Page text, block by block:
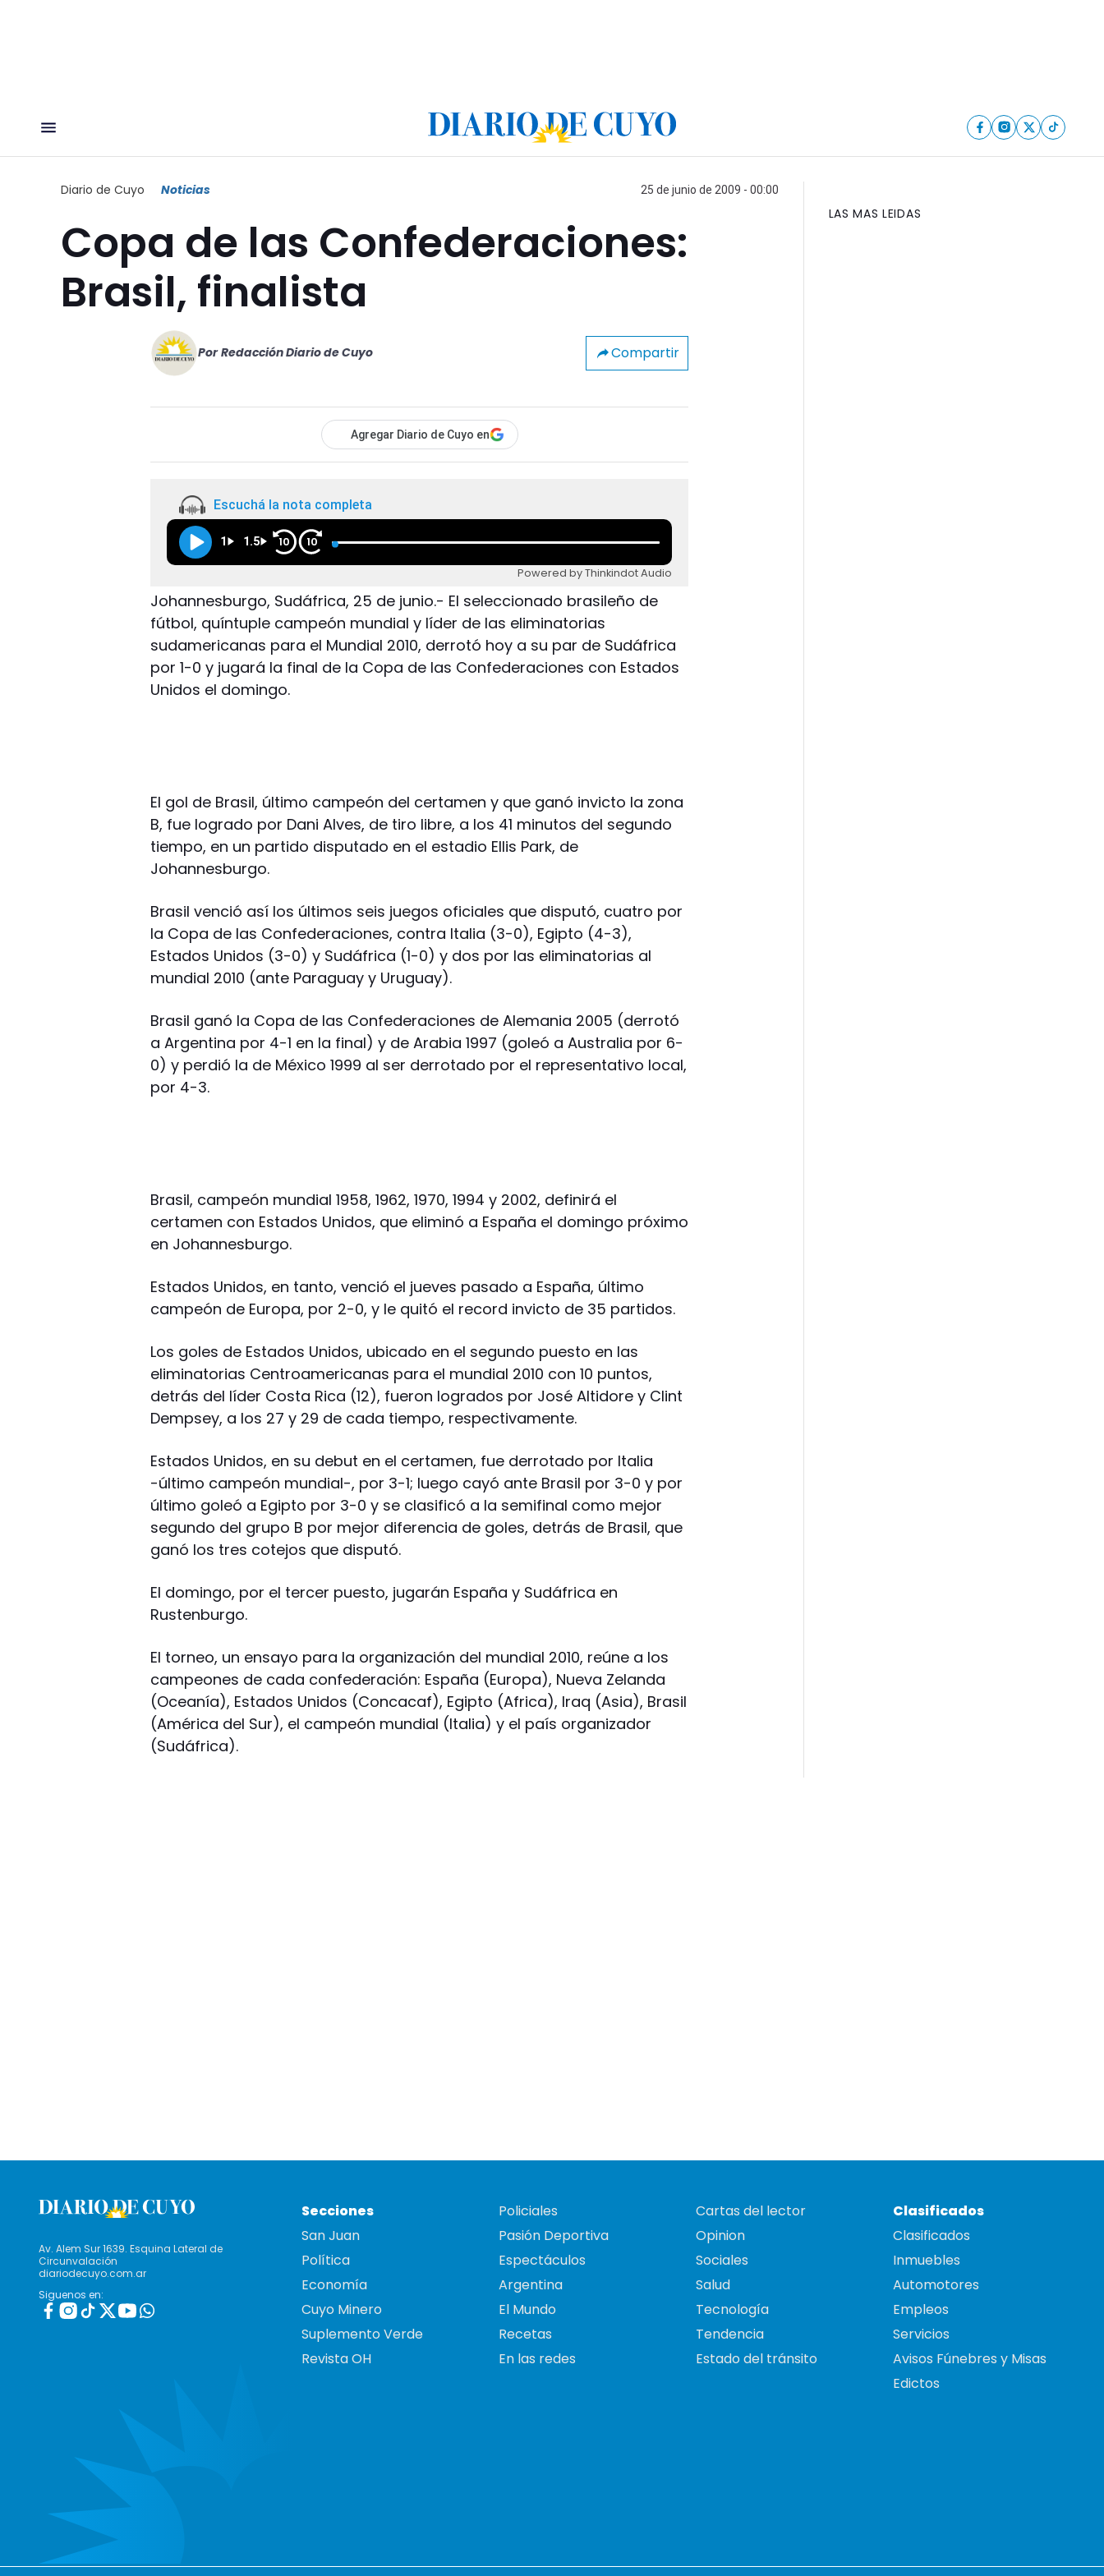
Diario de Cuyo Noticias 25 de junio de 2009 - 00:00
Copa de las Confederaciones:
Brasil, finalista
Por Redacción Diario de Cuyo Compartir
Agregar Diario de Cuyo en
Escuchá la nota completa
1 1.5 10 10
Powered by Thinkindot Audio
Johannesburgo, Sudáfrica, 25 de junio.- El seleccionado brasileño de
fútbol, quíntuple campeón mundial y líder de las eliminatorias
sudamericanas para el Mundial 2010, derrotó hoy a su par de Sudáfrica
por 1-0 y jugará la final de la Copa de las Confederaciones con Estados
Unidos el domingo.
El gol de Brasil, último campeón del certamen y que ganó invicto la zona
B, fue logrado por Dani Alves, de tiro libre, a los 41 minutos del segundo
tiempo, en un partido disputado en el estadio Ellis Park, de
Johannesburgo.
Brasil venció así los últimos seis juegos oficiales que disputó, cuatro por
la Copa de las Confederaciones, contra Italia (3-0), Egipto (4-3),
Estados Unidos (3-0) y Sudáfrica (1-0) y dos por las eliminatorias al
mundial 2010 (ante Paraguay y Uruguay).
Brasil ganó la Copa de las Confederaciones de Alemania 2005 (derrotó
a Argentina por 4-1 en la final) y de Arabia 1997 (goleó a Australia por 6-
0) y perdió la de México 1999 al ser derrotado por el representativo local,
por 4-3.
Brasil, campeón mundial 1958, 1962, 1970, 1994 y 2002, definirá el
certamen con Estados Unidos, que eliminó a España el domingo próximo
en Johannesburgo.
Estados Unidos, en tanto, venció el jueves pasado a España, último
campeón de Europa, por 2-0, y le quitó el record invicto de 35 partidos.
Los goles de Estados Unidos, ubicado en el segundo puesto en las
eliminatorias Centroamericanas para el mundial 2010 con 10 puntos,
detrás del líder Costa Rica (12), fueron logrados por José Altidore y Clint
Dempsey, a los 27 y 29 de cada tiempo, respectivamente.
Estados Unidos, en su debut en el certamen, fue derrotado por Italia
-último campeón mundial-, por 3-1; luego cayó ante Brasil por 3-0 y por
último goleó a Egipto por 3-0 y se clasificó a la semifinal como mejor
segundo del grupo B por mejor diferencia de goles, detrás de Brasil, que
ganó los tres cotejos que disputó.
El domingo, por el tercer puesto, jugarán España y Sudáfrica en
Rustenburgo.
El torneo, un ensayo para la organización del mundial 2010, reúne a los
campeones de cada confederación: España (Europa), Nueva Zelanda
(Oceanía), Estados Unidos (Concacaf), Egipto (Africa), Iraq (Asia), Brasil
(América del Sur), el campeón mundial (Italia) y el país organizador
(Sudáfrica).
LAS MAS LEIDAS
Av. Alem Sur 1639. Esquina Lateral de
Circunvalación
diariodecuyo.com.ar
Siguenos en:
Secciones
San Juan
Política
Economía
Cuyo Minero
Suplemento Verde
Revista OH
Policiales
Pasión Deportiva
Espectáculos
Argentina
El Mundo
Recetas
En las redes
Cartas del lector
Opinion
Sociales
Salud
Tecnología
Tendencia
Estado del tránsito
Clasificados
Clasificados
Inmuebles
Automotores
Empleos
Servicios
Avisos Fúnebres y Misas
Edictos